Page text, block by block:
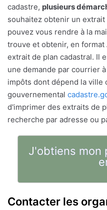
cadastre, plusieurs
souhaitez obtenir un
pouvez vous rendre à la
trouve et obtenir, en
extrait de plan cadastral. Il
une demande par courrier
impôts dont dépend la ville
gouvernemental
d'imprimer des extraits de
recherche par adresse ou
J'obtiens mon
Contacter les